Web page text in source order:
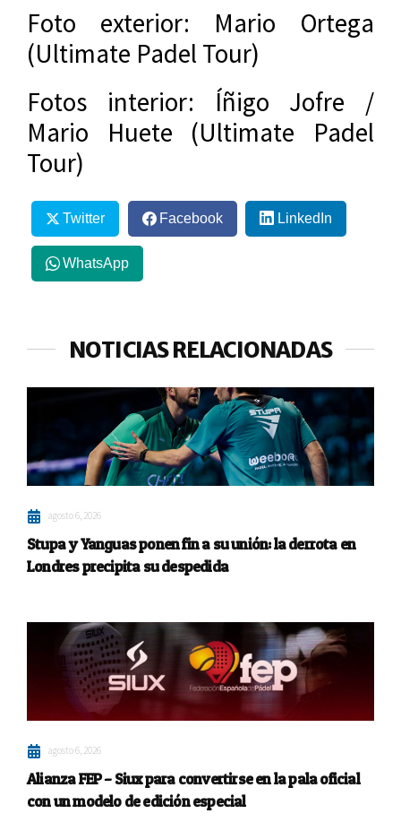
Foto exterior: Mario Ortega
(Ultimate Padel Tour)
Fotos interior: Íñigo Jofre /
Mario Huete (Ultimate Padel
Tour)
Twitter Facebook LinkedIn
WhatsApp
NOTICIAS RELACIONADAS
agosto 6, 2026
Stupa y Yanguas ponen fin a su unión: la derrota en
Londres precipita su despedida
agosto 6, 2026
Alianza FEP – Siux para convertirse en la pala oficial
con un modelo de edición especial